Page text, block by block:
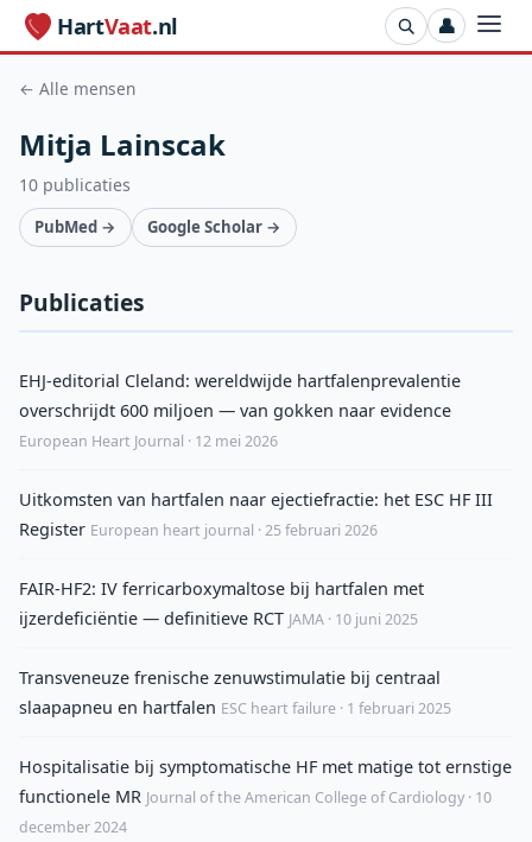
HartVaat.nl 👤
← Alle mensen
Mitja Lainscak
10 publicaties
PubMed → Google Scholar →
Publicaties
EHJ-editorial Cleland: wereldwijde hartfalenprevalentie
overschrijdt 600 miljoen — van gokken naar evidence
European Heart Journal · 12 mei 2026
Uitkomsten van hartfalen naar ejectiefractie: het ESC HF III
Register European heart journal · 25 februari 2026
FAIR-HF2: IV ferricarboxymaltose bij hartfalen met
ijzerdeficiëntie — definitieve RCT JAMA · 10 juni 2025
Transveneuze frenische zenuwstimulatie bij centraal
slaapapneu en hartfalen ESC heart failure · 1 februari 2025
Hospitalisatie bij symptomatische HF met matige tot ernstige
functionele MR Journal of the American College of Cardiology · 10
december 2024